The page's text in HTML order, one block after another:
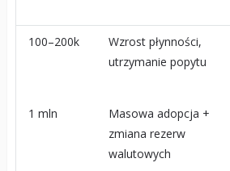
100–200k
Wzrost płynności,
utrzymanie popytu
1 mln
Masowa adopcja +
zmiana rezerw
walutowych